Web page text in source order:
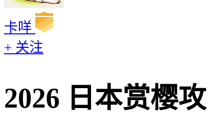
卡咩
+ 关注
2026 日本赏樱攻